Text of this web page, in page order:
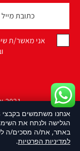
אני מאשר/ת
2021 ארקו כל הזכויות שמורות ©
הגלישה ולנתח את
באתר, את/ה מסכים/ה
למדיניות הפרטיות.